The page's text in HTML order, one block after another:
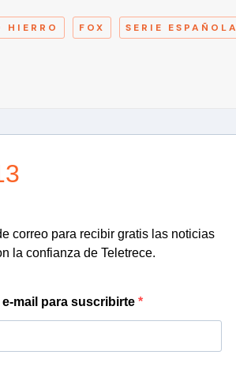
HIERRO FOX SERIE ESPAÑOLA
correo para recibir gratis las noticias
la confianza de Teletrece.
mail para suscribirte